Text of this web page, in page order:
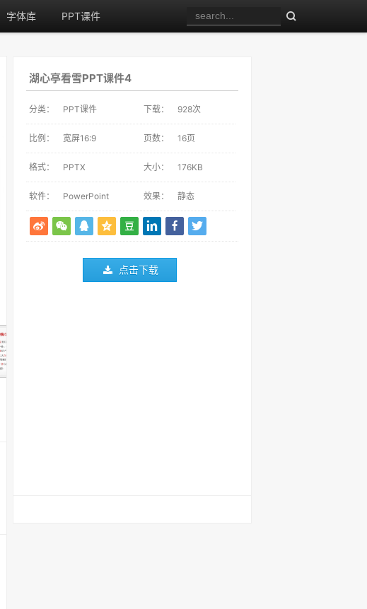
字体库 PPT课件
湖心亭看雪PPT课件4
分类： PPT课件 下载： 928次
比例： 宽屏16:9 页数： 16页
格式： PPTX 大小： 176KB
软件： PowerPoint 效果： 静态
点击下载